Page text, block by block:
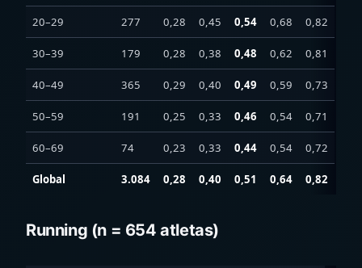
20–29 277 0,28 0,45 0,54 0,68 0,82
30–39 179 0,28 0,38 0,48 0,62 0,81
40–49 365 0,29 0,40 0,49 0,59 0,73
50–59 191 0,25 0,33 0,46 0,54 0,71
60–69 74 0,23 0,33 0,44 0,54 0,72
Global 3.084 0,28 0,40 0,51 0,64 0,82
Running (n = 654 atletas)